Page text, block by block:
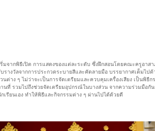
มจากพิธีเปิด การแสดงของแต่ละระดับ ซึ่งฝึกสอนโดยคณะครูอาส
บรางวัลจากการประกวดระบายสีและคัดลายมือ บรรยากาศเต็มไ
นต่าง ๆ ไม่ว่าจะเป็นการจัดเตรียมและควบคุมเครื่องเสียง เป็นพิ
านที่ รวมไปถึงช่วยจัดเตรียมอุปกรณ์ในบางส่วน จากความร่วมมือ
เรียนเอง ทำให้พิธีและกิจกรรมต่าง ๆ ผ่านไปได้ด้วยดี